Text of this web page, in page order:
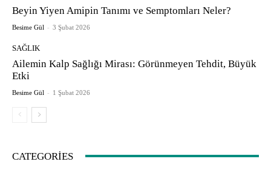
Beyin Yiyen Amipin Tanımı ve Semptomları Neler?
Besime Gül - 3 Şubat 2026
SAĞLIK
Ailemin Kalp Sağlığı Mirası: Görünmeyen Tehdit, Büyük
Etki
Besime Gül - 1 Şubat 2026
CATEGORIES